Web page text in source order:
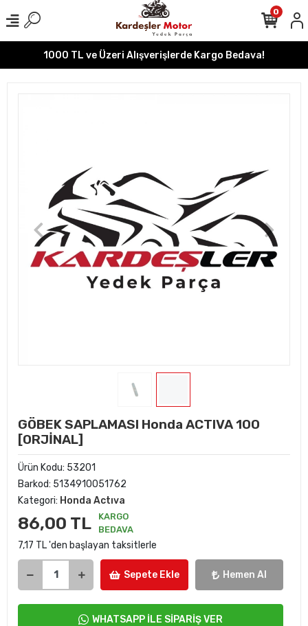
1000 TL ve Üzeri Alışverişlerde Kargo Bedava!
0
GÖBEK SAPLAMASI Honda ACTIVA 100
[ORJİNAL]
Ürün Kodu: 53201
Barkod: 5134910051762
Kategori: Honda Actıva
86,00 TL
KARGO
BEDAVA
7,17 TL 'den başlayan taksitlerle
Sepete Ekle Hemen Al
WHATSAPP İLE SİPARİŞ VER